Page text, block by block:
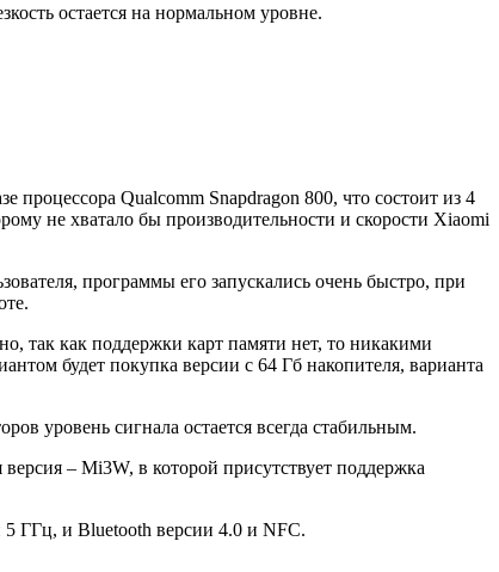
остается на нормальном уровне.
процессора Qualcomm Snapdragon 800, что состоит из 4
не хватало бы производительности и скорости Xiaomi
программы его запускались очень быстро, при
так как поддержки карт памяти нет, то никакими
будет покупка версии с 64 Гб накопителя, варианта
уровень сигнала остается всегда стабильным.
– Mi3W, в которой присутствует поддержка
5 ГГц, и Bluetooth версии 4.0 и NFC.